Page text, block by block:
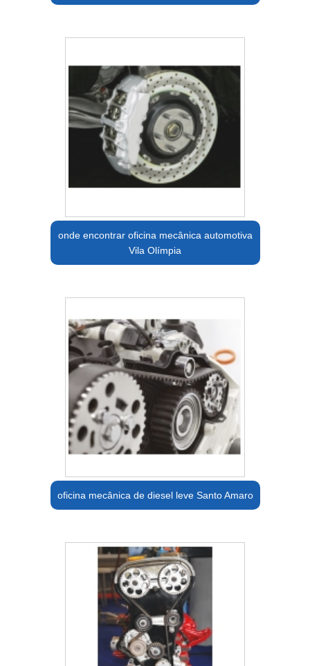
onde encontrar oficina mecânica automotiva
Vila Olímpia
oficina mecânica de diesel leve Santo Amaro